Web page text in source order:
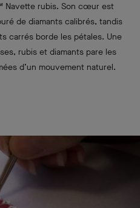
Navette rubis. Son cœur est
de diamants calibrés, tandis
carrés borde les pétales. Une
rubis et diamants pare les
d’un mouvement naturel.